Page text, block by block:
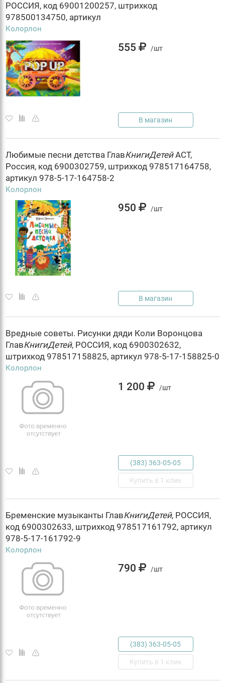
РОССИЯ, код 69001200257, штрихкод
978500134750, артикул
Колорлон
555 /шт
В магазин
Любимые песни детства ГлавКнигиДетейАСТ,
Россия, код 6900302759, штрихкод 978517164758,
артикул 978-5-17-164758-2
Колорлон
950 /шт
В магазин
Вредные советы. Рисунки дяди Коли Воронцова
ГлавКнигиДетей, РОССИЯ, код 6900302632,
штрихкод 978517158825, артикул 978-5-17-158825-0
Колорлон
1 200 /шт
(383) 363-05-05
Купить в 1 клик
Бременские музыканты ГлавКнигиДетей, РОССИЯ,
код 6900302633, штрихкод 978517161792, артикул
978-5-17-161792-9
Колорлон
790 /шт
(383) 363-05-05
Купить в 1 клик